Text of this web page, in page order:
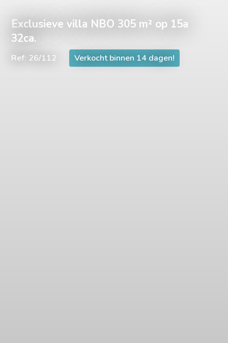
Exclusieve villa NBO 305 m² op 15a
32ca.
Ref: 26/112 Verkocht binnen 14 dagen!